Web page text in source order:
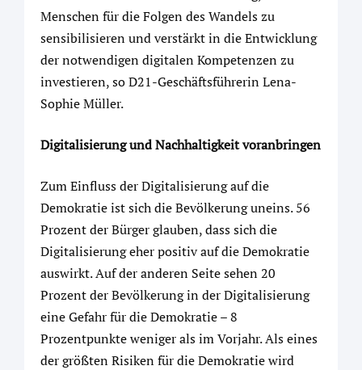
Menschen für die Folgen des Wandels zu
sensibilisieren und verstärkt in die Entwicklung
der notwendigen digitalen Kompetenzen zu
investieren, so D21-Geschäftsführerin Lena-
Sophie Müller.
Digitalisierung und Nachhaltigkeit voranbringen
Zum Einfluss der Digitalisierung auf die
Demokratie ist sich die Bevölkerung uneins. 56
Prozent der Bürger glauben, dass sich die
Digitalisierung eher positiv auf die Demokratie
auswirkt. Auf der anderen Seite sehen 20
Prozent der Bevölkerung in der Digitalisierung
eine Gefahr für die Demokratie – 8
Prozentpunkte weniger als im Vorjahr. Als eines
der größten Risiken für die Demokratie wird